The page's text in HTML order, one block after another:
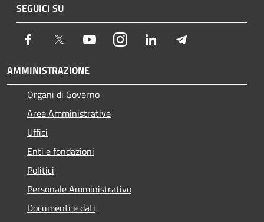
SEGUICI SU
Facebook Twitter YoutubeInstagram LinkedIn
AMMINISTRAZIONE
Organi di Governo
Aree Amministrative
Uffici
Enti e fondazioni
Politici
Personale Amministrativo
Documenti e dati